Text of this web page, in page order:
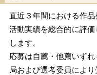
直近３年間における作
活動実績を総合的に評
します。
応募は自薦・他薦いず
局および選考委員により